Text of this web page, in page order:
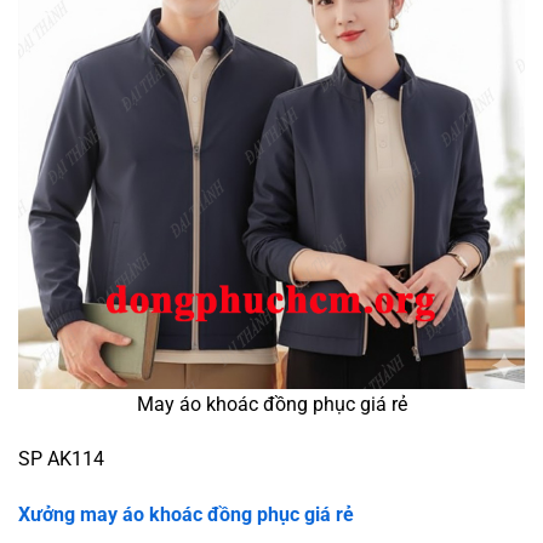
May áo khoác đồng phục giá rẻ
SP AK114
Xưởng may áo khoác đồng phục giá rẻ